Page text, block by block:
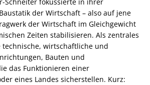
Schneiter fokussierte in ihrer
der Wirtschaft – also auf jene
der Wirtschaft im Gleichgewicht
Zeiten stabilisieren. Als zentrales
technische, wirtschaftliche und
Bauten und
das Funktionieren einer
eines Landes sicherstellen. Kurz: